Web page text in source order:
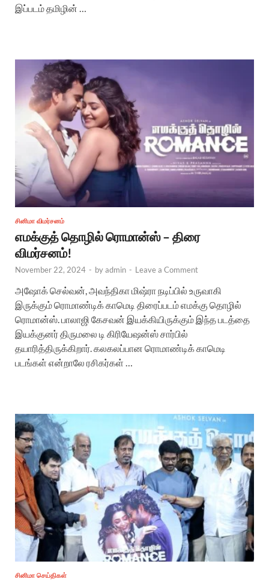
இப்படம் தமிழின் …
சினிமா விமர்சனம்
எமக்குத் தொழில் ரொமான்ஸ் – திரை
விமர்சனம்!
November 22, 2024 - byadmin - Leave a Comment
அஷோக் செல்வன், அவந்திகா மிஷ்ரா நடிப்பில் உருவாகி
இருக்கும் ரொமாண்டிக் காமெடி திரைப்படம் எமக்கு தொழில்
ரொமான்ஸ். பாலாஜி கேசவன் இயக்கியிருக்கும் இந்த படத்தை
இயக்குனர் திருமலை டி கிரியேஷன்ஸ் சார்பில்
தயாரித்திருக்கிறார். கலகலப்பான ரொமாண்டிக் காமெடி
படங்கள் என்றாலே ரசிகர்கள் …
சினிமா செய்திகள்